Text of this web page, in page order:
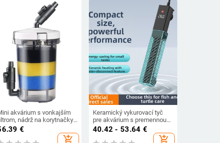
akvárium s vonkajším
nádrž na korytnačky,
na akvárium,
vedro, akvárium
€
add_shopping_cart
Keramický vykurovací tyč
pre akvárium s premennou
frekvenciou, automatickým
udržiavaním konštantnej
40.42 - 53.64 €
add_shopping_cart